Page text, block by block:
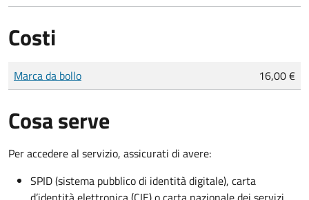
Costi
Tipo di pagamento
Importo
Marca da bollo 16,00 €
Cosa serve
Per accedere al servizio, assicurati di avere:
SPID (sistema pubblico di identità digitale), carta